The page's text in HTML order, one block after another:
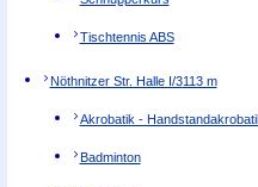
Tischtennis ABS
Nöthnitzer Str. Halle I/3113 m
Akrobatik -
Badminton